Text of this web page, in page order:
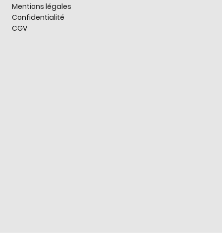
Mentions légales
Confidentialité
CGV